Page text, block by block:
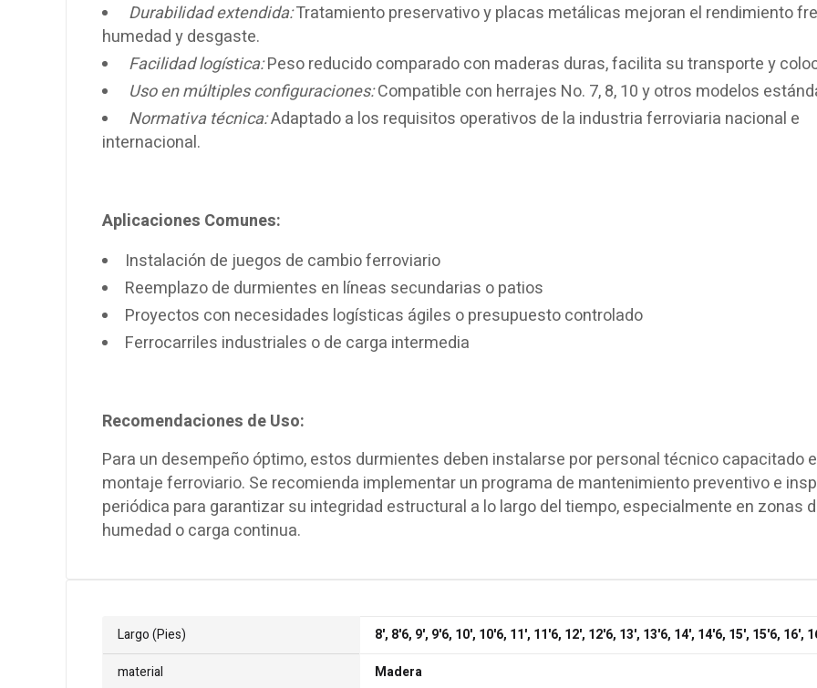
Durabilidad extendida:Tratamiento preservativo y placas metálicas mejoran el rendimiento
humedad y desgaste.
Facilidad logística:Peso reducido comparado con maderas duras, facilita su transporte y
Uso en múltiples configuraciones:Compatible con herrajes No. 7, 8, 10 y otros modelos
Normativa técnica:Adaptado a los requisitos operativos de la industria ferroviaria nacional e
internacional.
Aplicaciones Comunes:
Instalación de juegos de cambio ferroviario
Reemplazo de durmientes en líneas secundarias o patios
Proyectos con necesidades logísticas ágiles o presupuesto controlado
Ferrocarriles industriales o de carga intermedia
Recomendaciones de Uso:
Para un desempeño óptimo, estos durmientes deben instalarse por personal técnico capacitado
montaje ferroviario. Se recomienda implementar un programa de mantenimiento preventivo e
periódica para garantizar su integridad estructural a lo largo del tiempo, especialmente en zonas
humedad o carga continua.
Largo (Pies)
8', 8'6, 9', 9'6, 10', 10'6, 11', 11'6, 12', 12'6, 13', 13'6, 14', 14'6, 15', 15'6, 16',
material
Madera